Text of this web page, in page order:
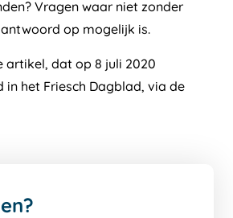
Vragen waar niet zonder
op mogelijk is.
artikel, dat op 8 juli 2020
in het Friesch Dagblad, via de